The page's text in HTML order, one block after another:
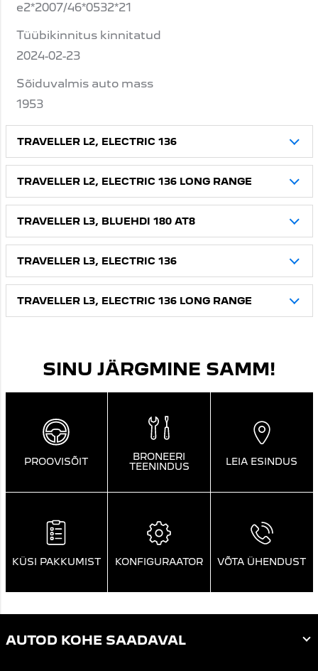
e2*2007/46*0532*21
Tüübikinnitus kinnitatud
2024-02-23
Sõiduvalmis auto mass
1953
TRAVELLER L2, ELECTRIC 136
TRAVELLER L2, ELECTRIC 136 LONG RANGE
TRAVELLER L3, BLUEHDI 180 AT8
TRAVELLER L3, ELECTRIC 136
TRAVELLER L3, ELECTRIC 136 LONG RANGE
SINU JÄRGMINE SAMM!
PROOVISÕIT
BRONEERI
TEENINDUS
LEIA ESINDUS
KÜSI PAKKUMIST KONFIGURAATOR VÕTA ÜHENDUST
AUTOD KOHE SAADAVAL